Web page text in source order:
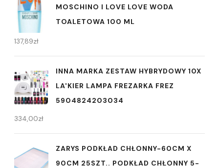
MOSCHINO I LOVE LOVE WODA
TOALETOWA 100 ML
137,89zł
INNA MARKA ZESTAW HYBRYDOWY 10X
LA'KIER LAMPA FREZARKA FREZ
5904824203034
334,00zł
ZARYS PODKŁAD CHŁONNY-60CM X
90CM 25SZT.. PODKŁAD CHŁONNY 5-